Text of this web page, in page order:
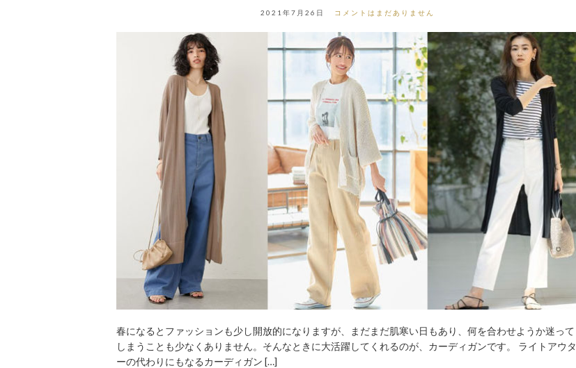
2021年7月26日 コメントはまだありません
春になるとファッションも少し開放的になりますが、まだまだ肌寒い日もあり、何を合わせようか迷って
しまうことも少なくありません。そんなときに大活躍してくれるのが、カーディガンです。 ライトアウタ
ーの代わりにもなるカーディガン […]